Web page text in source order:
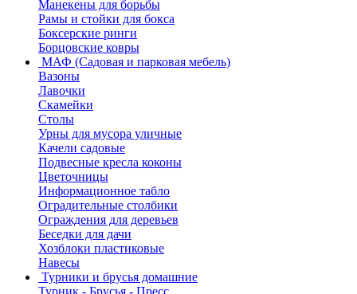
Манекены для борьбы
Рамы и стойки для бокса
Боксерские ринги
Борцовские ковры
МАФ (Садовая и парковая мебель)
Вазоны
Лавочки
Скамейки
Столы
Урны для мусора уличные
Качели садовые
Подвесные кресла коконы
Цветочницы
Информационное табло
Оградительные столбики
Ограждения для деревьев
Беседки для дачи
Хозблоки пластиковые
Навесы
Турники и брусья домашние
Турник - Брусья - Пресс